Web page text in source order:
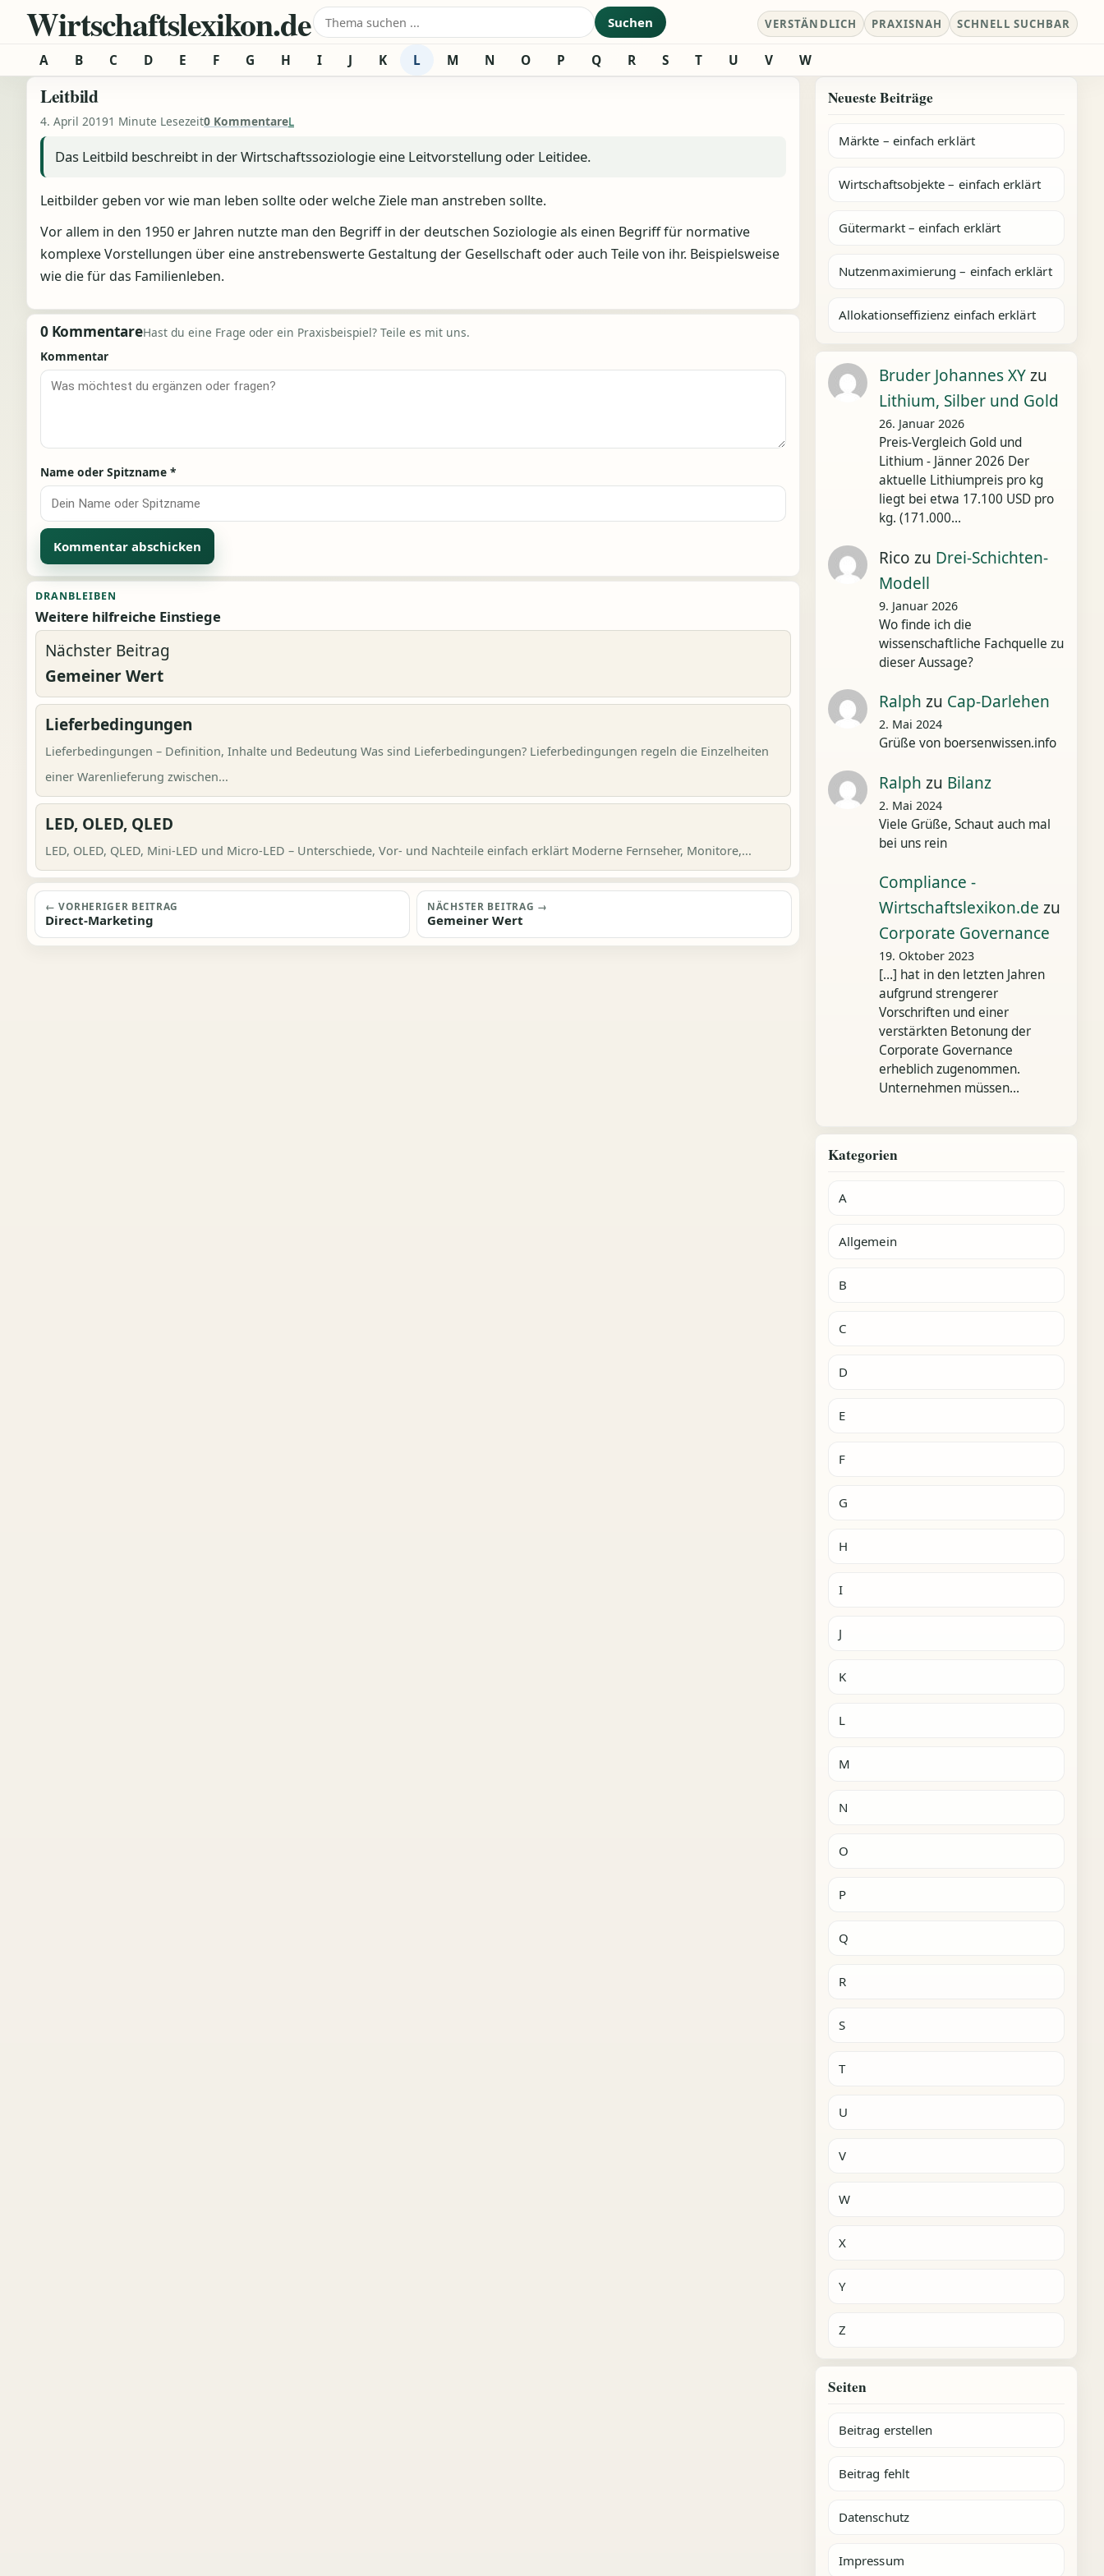
Zum Inhalt springen
Wirtschaftslexikon.deSuche nach: Suchen VERSTÄNDLICH PRAXISNAH SCHNELL SUCHBAR
A B C D E F G H I J K L M N O P Q R S T U V W
Leitbild
4. April 20191 Minute Lesezeit0 KommentareL
Das Leitbild beschreibt in der Wirtschaftssoziologie eine Leitvorstellung oder Leitidee.
Leitbilder geben vor wie man leben sollte oder welche Ziele man anstreben sollte.
Vor allem in den 1950 er Jahren nutzte man den Begriff in der deutschen Soziologie als einen Begriff für normative
komplexe Vorstellungen über eine anstrebenswerte Gestaltung der Gesellschaft oder auch Teile von ihr. Beispielsweise
wie die für das Familienleben.
0 KommentareHast du eine Frage oder ein Praxisbeispiel? Teile es mit uns.
Kommentar
Name oder Spitzname *
Alternative:
DRANBLEIBEN
Weitere hilfreiche Einstiege
Nächster Beitrag
Gemeiner Wert
Lieferbedingungen
Lieferbedingungen – Definition, Inhalte und Bedeutung Was sind Lieferbedingungen? Lieferbedingungen regeln die Einzelheiten
einer Warenlieferung zwischen...
LED, OLED, QLED
LED, OLED, QLED, Mini-LED und Micro-LED – Unterschiede, Vor- und Nachteile einfach erklärt Moderne Fernseher, Monitore,...
Beitragsnavigation
← VORHERIGER BEITRAG
Direct-Marketing
NÄCHSTER BEITRAG →
Gemeiner Wert
Neueste Beiträge
Märkte – einfach erklärt
Wirtschaftsobjekte – einfach erklärt
Gütermarkt – einfach erklärt
Nutzenmaximierung – einfach erklärt
Allokationseffizienz einfach erklärt
Bruder Johannes XYzu
Lithium, Silber und Gold
26. Januar 2026
Preis-Vergleich Gold und
Lithium - Jänner 2026 Der
aktuelle Lithiumpreis pro kg
liegt bei etwa 17.100 USD pro
kg. (171.000…
Rico zu Drei-Schichten-
Modell
9. Januar 2026
Wo finde ich die
wissenschaftliche Fachquelle zu
dieser Aussage?
Ralph zu Cap-Darlehen
2. Mai 2024
Grüße von boersenwissen.info
Ralph zu Bilanz
2. Mai 2024
Viele Grüße, Schaut auch mal
bei uns rein
Compliance -
Wirtschaftslexikon.de zu
Corporate Governance
19. Oktober 2023
[…] hat in den letzten Jahren
aufgrund strengerer
Vorschriften und einer
verstärkten Betonung der
Corporate Governance
erheblich zugenommen.
Unternehmen müssen…
Kategorien
A
Allgemein
B
C
D
E
F
G
H
I
J
K
L
M
N
O
P
Q
R
S
T
U
V
W
X
Y
Z
Seiten
Beitrag erstellen
Beitrag fehlt
Datenschutz
Impressum